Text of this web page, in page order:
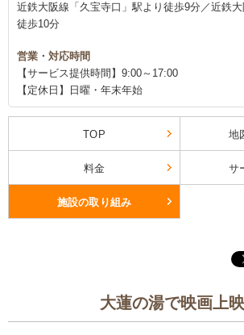
近鉄大阪線「久宝寺口」駅より徒歩9分／近鉄
徒歩10分
営業・対応時間
【サービス提供時間】9:00～17:00
【定休日】日曜・年末年始
TOP 地
料金 サ
施設の取り組み
大蓮の湯で映画上映